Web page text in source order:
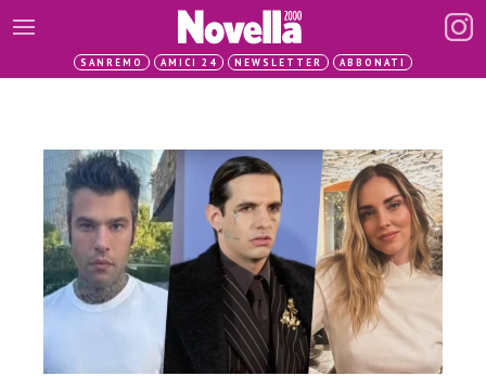
SANREMO AMICI 24 NEWSLETTER ABBONATI